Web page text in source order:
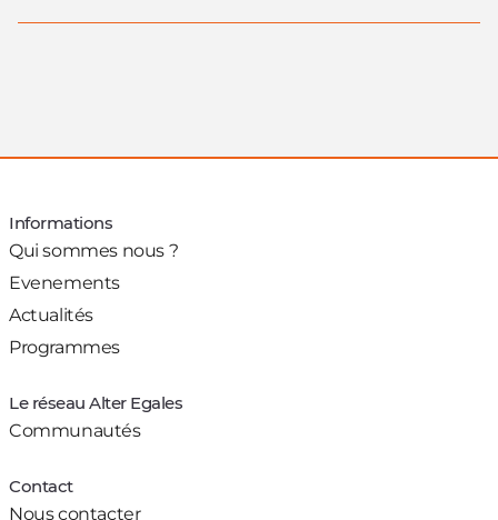
Informations
Qui sommes nous ?
Evenements
Actualités
Programmes
Le réseau Alter Egales
Communautés
Contact
Nous contacter